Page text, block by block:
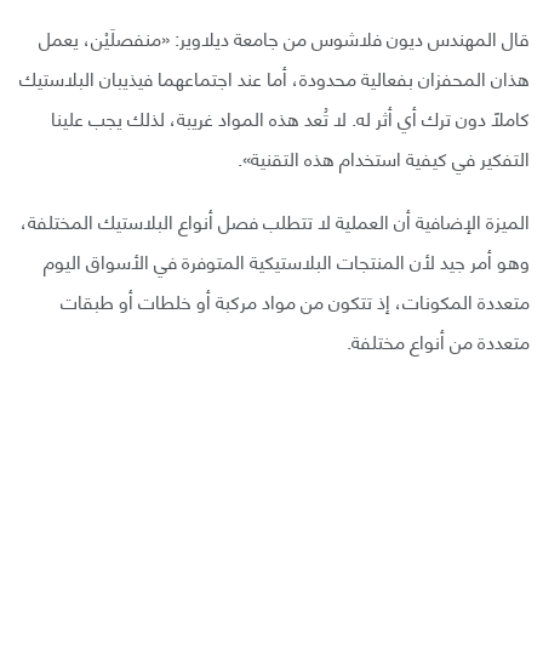
قال المهندس ديون فلاشوس من جامعة ديلاوير: «منفصلَيْن، يعمل
هذان المحفزان بفعالية محدودة، أما عند اجتماعهما فيذيبان البلاستيك
كاملًا دون ترك أي أثر له. لا تُعد هذه المواد غريبة، لذلك يجب علينا
التفكير في كيفية استخدام هذه التقنية».
الميزة الإضافية أن العملية لا تتطلب فصل أنواع البلاستيك المختلفة،
وهو أمر جيد لأن المنتجات البلاستيكية المتوفرة في الأسواق اليوم
متعددة المكونات، إذ تتكون من مواد مركبة أو خلطات أو طبقات
متعددة من أنواع مختلفة.